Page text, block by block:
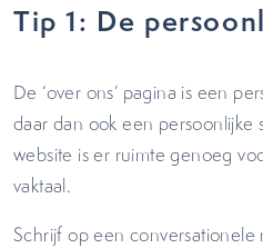
Tip 1: De
De ‘over ons’ pagina is een
daar dan ook een persoonlijke
website is er ruimte genoeg
vaktaal.
Schrijf op een